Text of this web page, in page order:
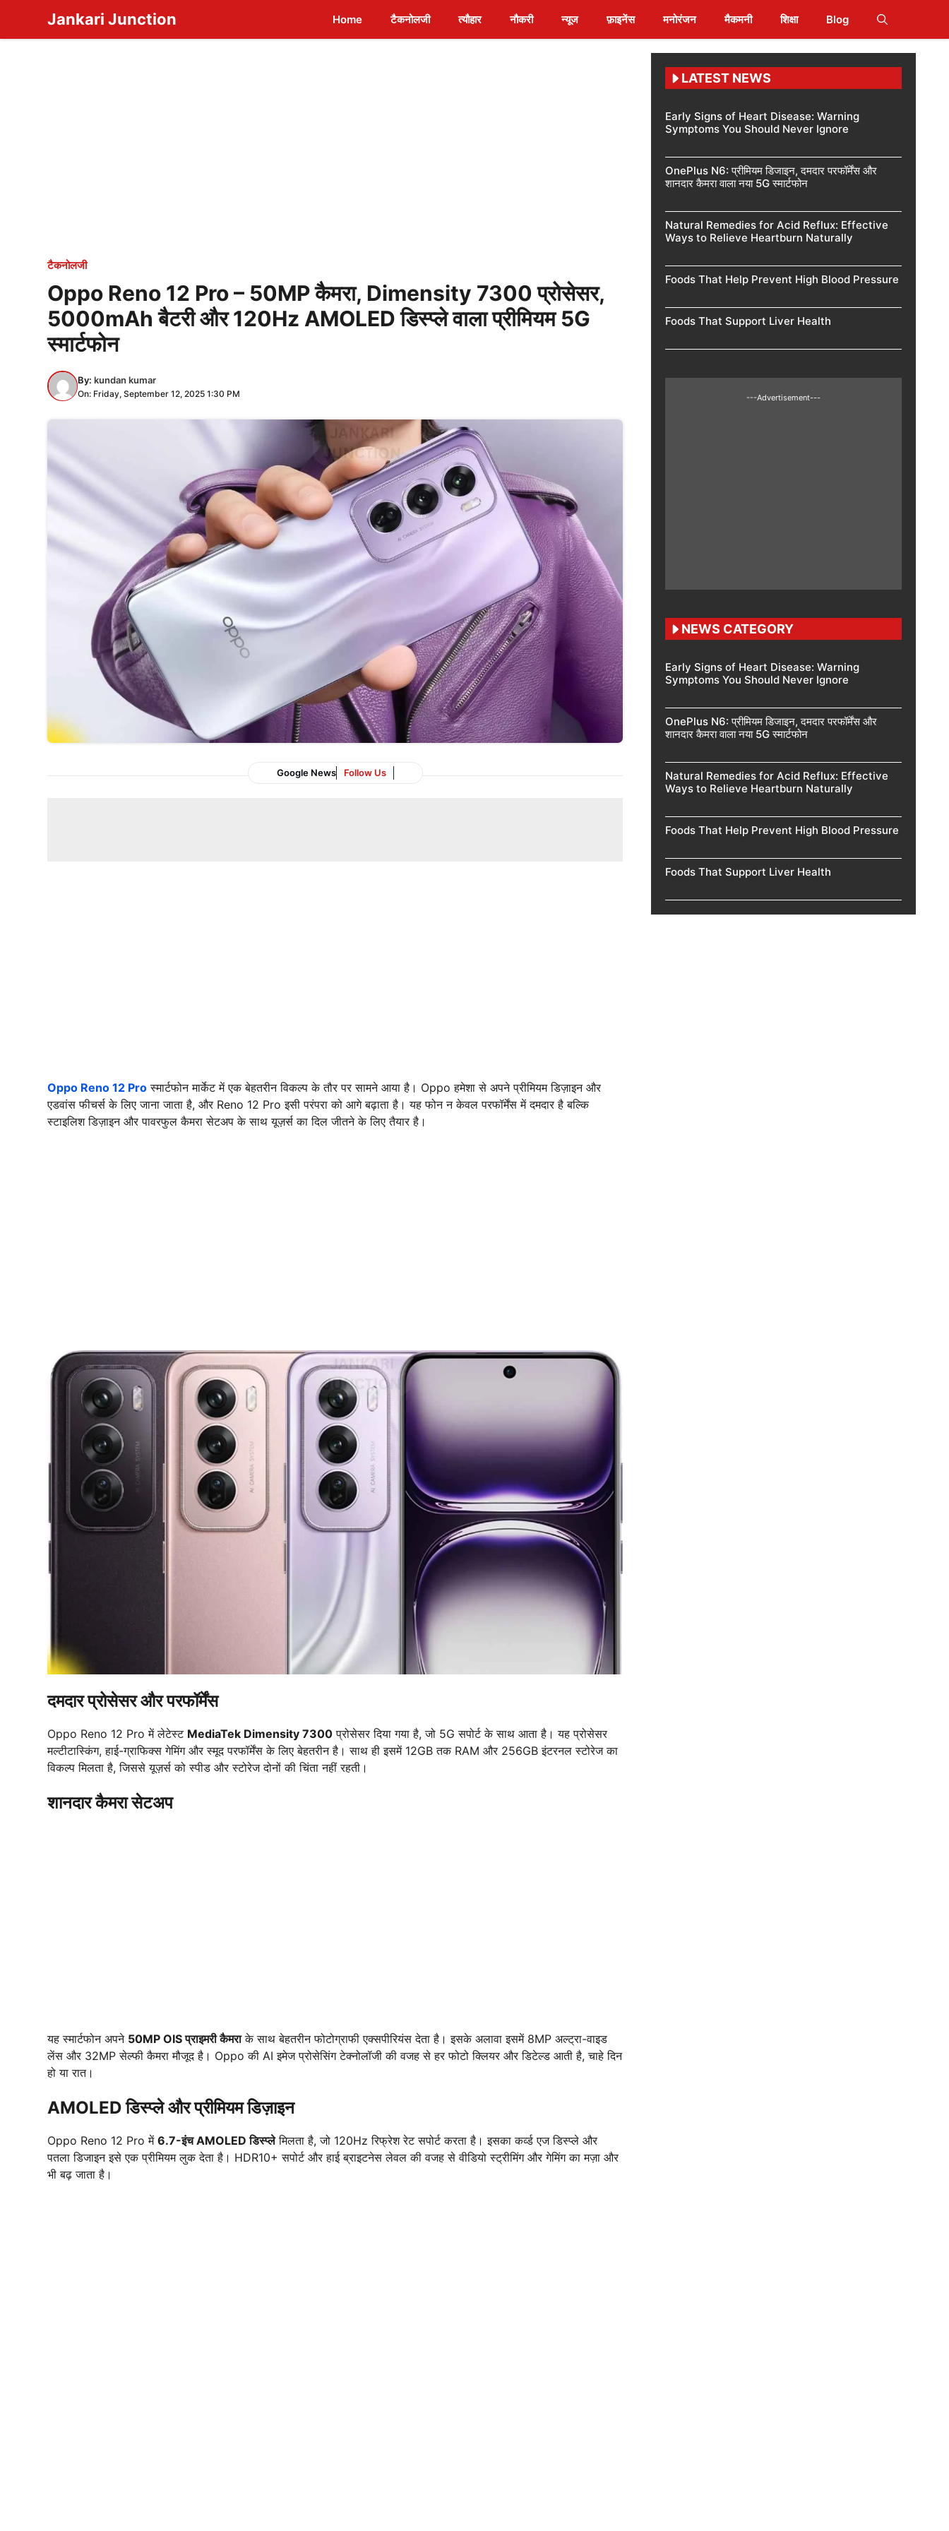
content
Jankari Junction Home टैकनोलजी त्यौहार नौकरी न्यूज फ़ाइनेंस मनोरंजन मैकमनी शिक्षा Blog
टैकनोलजी
Oppo Reno 12 Pro – 50MP कैमरा, Dimensity 7300 प्रोसेसर,
5000mAh बैटरी और 120Hz AMOLED डिस्प्ले वाला प्रीमियम 5G
स्मार्टफोन
By: kundan kumar
On: Friday, September 12, 2025 1:30 PM
Google News Follow Us
Oppo Reno 12 Pro स्मार्टफोन मार्केट में एक बेहतरीन विकल्प के तौर पर सामने आया है। Oppo हमेशा से अपने प्रीमियम डिज़ाइन और
एडवांस फीचर्स के लिए जाना जाता है, और Reno 12 Pro इसी परंपरा को आगे बढ़ाता है। यह फोन न केवल परफॉर्मेंस में दमदार है बल्कि
स्टाइलिश डिज़ाइन और पावरफुल कैमरा सेटअप के साथ यूज़र्स का दिल जीतने के लिए तैयार है।
दमदार प्रोसेसर और परफॉर्मेंस
Oppo Reno 12 Pro में लेटेस्ट MediaTek Dimensity 7300 प्रोसेसर दिया गया है, जो 5G सपोर्ट के साथ आता है। यह प्रोसेसर
मल्टीटास्किंग, हाई-ग्राफिक्स गेमिंग और स्मूद परफॉर्मेंस के लिए बेहतरीन है। साथ ही इसमें 12GB तक RAM और 256GB इंटरनल स्टोरेज का
विकल्प मिलता है, जिससे यूज़र्स को स्पीड और स्टोरेज दोनों की चिंता नहीं रहती।
शानदार कैमरा सेटअप
यह स्मार्टफोन अपने 50MP OIS प्राइमरी कैमराके साथ बेहतरीन फोटोग्राफी एक्सपीरियंस देता है। इसके अलावा इसमें 8MP अल्ट्रा-वाइड
लेंस और 32MP सेल्फी कैमरा मौजूद है। Oppo की AI इमेज प्रोसेसिंग टेक्नोलॉजी की वजह से हर फोटो क्लियर और डिटेल्ड आती है, चाहे दिन
हो या रात।
AMOLED डिस्प्ले और प्रीमियम डिज़ाइन
Oppo Reno 12 Pro में 6.7-इंच AMOLED डिस्प्लेमिलता है, जो 120Hz रिफ्रेश रेट सपोर्ट करता है। इसका कर्व्ड एज डिस्प्ले और
पतला डिजाइन इसे एक प्रीमियम लुक देता है। HDR10+ सपोर्ट और हाई ब्राइटनेस लेवल की वजह से वीडियो स्ट्रीमिंग और गेमिंग का मज़ा और
भी बढ़ जाता है।
LATEST NEWS
Early Signs of Heart Disease: Warning
Symptoms You Should Never Ignore
OnePlus N6: प्रीमियम डिजाइन, दमदार परफॉर्मेंस और
शानदार कैमरा वाला नया 5G स्मार्टफोन
Natural Remedies for Acid Reflux: Effective
Ways to Relieve Heartburn Naturally
Foods That Help Prevent High Blood Pressure
Foods That Support Liver Health
---Advertisement---
NEWS CATEGORY
Early Signs of Heart Disease: Warning
Symptoms You Should Never Ignore
OnePlus N6: प्रीमियम डिजाइन, दमदार परफॉर्मेंस और
शानदार कैमरा वाला नया 5G स्मार्टफोन
Natural Remedies for Acid Reflux: Effective
Ways to Relieve Heartburn Naturally
Foods That Help Prevent High Blood Pressure
Foods That Support Liver Health